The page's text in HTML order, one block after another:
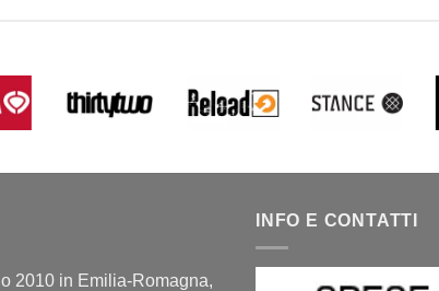
2010 in Emilia-Romagna,
INFO E CONTATTI